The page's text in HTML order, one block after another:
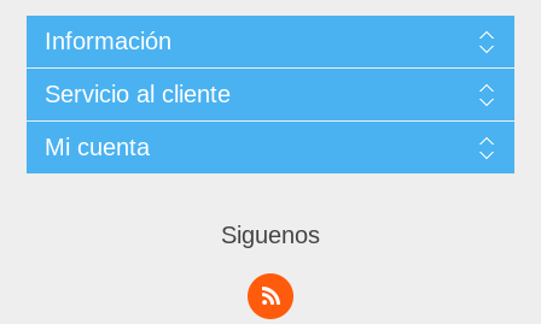
Información
Servicio al cliente
Mi cuenta
Siguenos